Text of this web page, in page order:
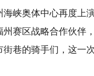
奥体中心再度上演
州赛区战略合作伙伴
巷的骑手们，这一